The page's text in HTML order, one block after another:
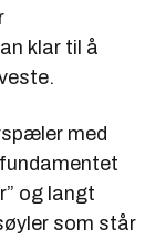
klar til å
med
og langt
som står